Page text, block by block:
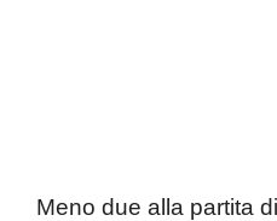
Meno due alla partita